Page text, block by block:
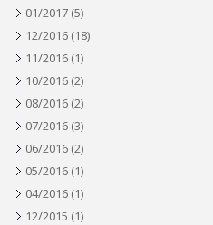
01/2017 (5)
12/2016 (18)
11/2016 (1)
10/2016 (2)
08/2016 (2)
07/2016 (3)
06/2016 (2)
05/2016 (1)
04/2016 (1)
12/2015 (1)